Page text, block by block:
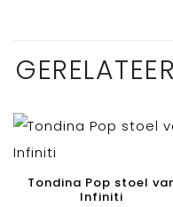
Tondina Pop stoel
Infiniti